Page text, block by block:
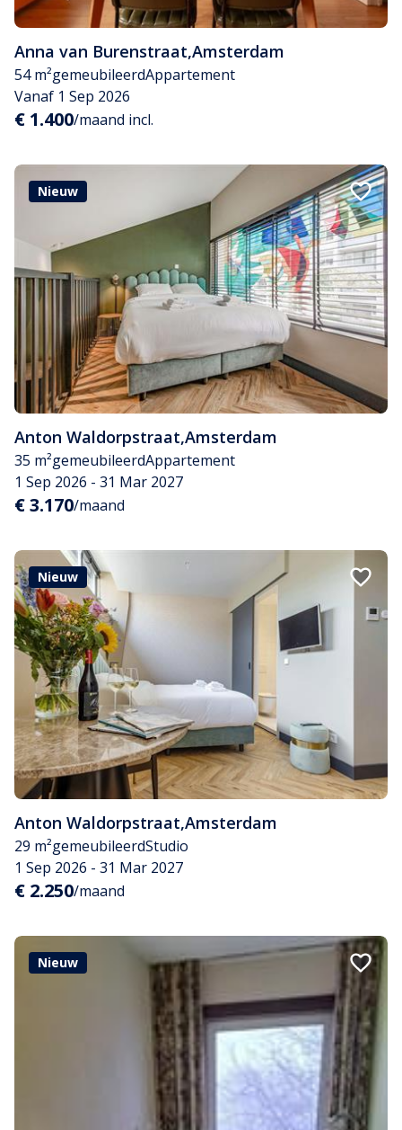
Anna van Burenstraat,Amsterdam
54 m²gemeubileerdAppartement
Vanaf 1 Sep 2026
€ 1.400/maand incl.
Nieuw
Anton Waldorpstraat,Amsterdam
35 m²gemeubileerdAppartement
1 Sep 2026 - 31 Mar 2027
€ 3.170/maand
Nieuw
Anton Waldorpstraat,Amsterdam
29 m²gemeubileerdStudio
1 Sep 2026 - 31 Mar 2027
€ 2.250/maand
Nieuw